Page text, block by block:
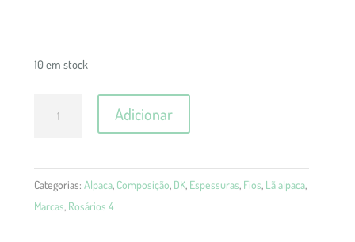
10 em stock
05
Adicionar
Categorias:Alpaca, Composição, DK, Espessuras, Fios, Lã alpaca,
Marcas, Rosários 4